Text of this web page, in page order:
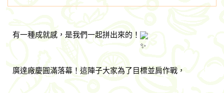
有一種成就感，是我們一起拼出來的！
廣達廠慶圓滿落幕！這陣子大家為了目標並肩作戰，